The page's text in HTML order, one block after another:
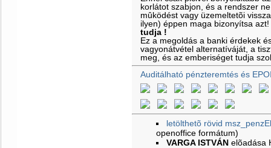
korlátot szabjon, és a rendszer
mûködést vagy üzemeltetõi
ilyen) éppen maga bizonyítsa azt!
tudja !
Ez a megoldás a banki érdekek
vagyonátvétel alternatíváját, a
meg, és az emberiséget tudja
Auditálható pénzteremtés és
letölthetõ rövid
openoffice formátum)
VARGA ISTVÁN elõadása